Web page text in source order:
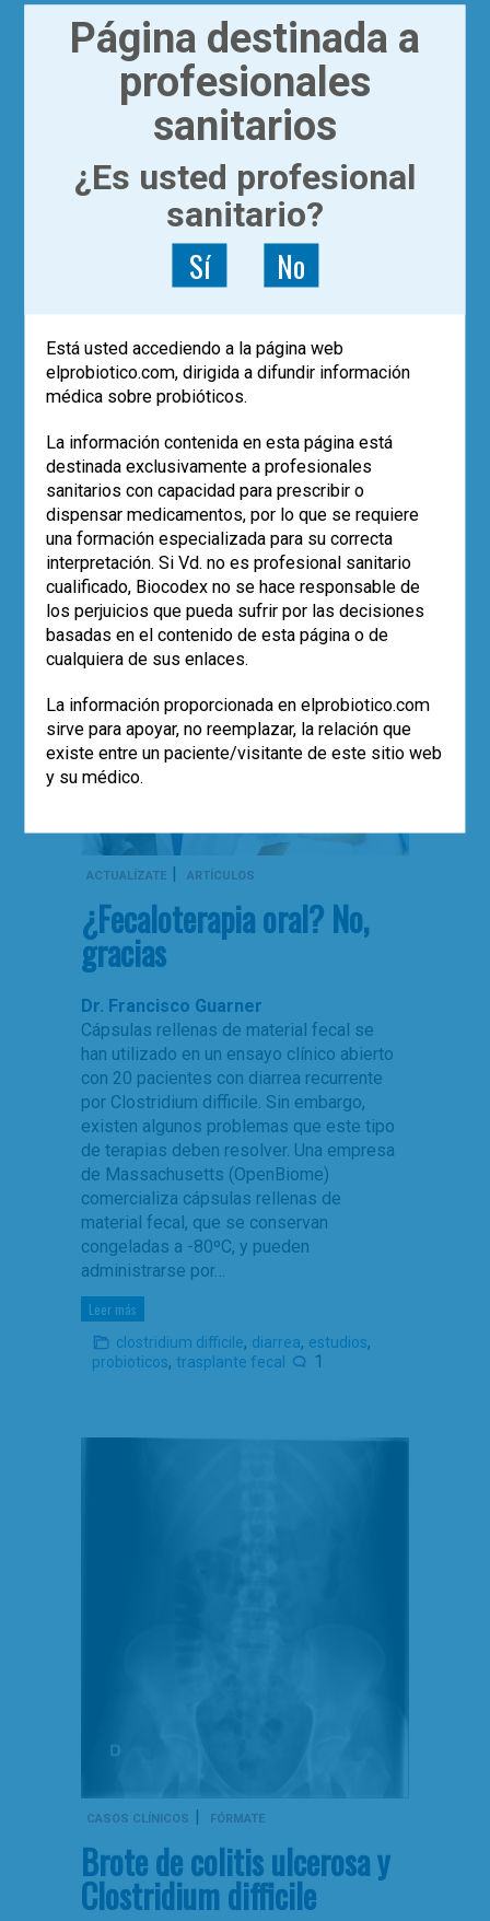
| ARTÍCULOS
Más sobre trasplante fecal
y colitis ulcerosa
Dra. Virginia Robles
Comentamos un nuevo artículo publicado
correspondiente a un ensayo clínico.
Leer más
bacterias,clostridium difficile,colitis,
diarrea,disbiosis,estudios,trasplante fecal
0
ACTUALÍZATE | ARTÍCULOS
¿Fecaloterapia oral? No,
gracias
Dr. Francisco Guarner
Cápsulas rellenas de material fecal se
han utilizado en un ensayo clínico abierto
con 20 pacientes con diarrea recurrente
por Clostridium difficile. Sin embargo,
existen algunos problemas que este tipo
de terapias deben resolver. Una empresa
de Massachusetts (OpenBiome)
comercializa cápsulas rellenas de
material fecal, que se conservan
congeladas a -80ºC, y pueden
administrarse por…
Leer más
clostridium difficile, diarrea, estudios,
probioticos, trasplante fecal 1
CASOS CLÍNICOS | FÓRMATE
Brote de colitis ulcerosa y
Clostridium difficile
Página destinada a
profesionales
sanitarios
¿Es usted profesional
sanitario?
Sí No
Está usted accediendo a la página web
elprobiotico.com, dirigida a difundir información
médica sobre probióticos.
La información contenida en esta página está
destinada exclusivamente a profesionales
sanitarios con capacidad para prescribir o
dispensar medicamentos, por lo que se requiere
una formación especializada para su correcta
interpretación. Si Vd. no es profesional sanitario
cualificado, Biocodex no se hace responsable de
los perjuicios que pueda sufrir por las decisiones
basadas en el contenido de esta página o de
cualquiera de sus enlaces.
La información proporcionada en elprobiotico.com
sirve para apoyar, no reemplazar, la relación que
existe entre un paciente/visitante de este sitio web
y su médico.